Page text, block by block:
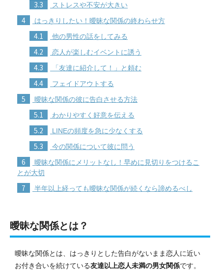
3.3 ストレスや不安が大きい
4 はっきりしたい！曖昧な関係の終わらせ方
4.1 他の男性の話をしてみる
4.2 恋人が楽しむイベントに誘う
4.3 「友達に紹介して！」と頼む
4.4 フェイドアウトする
5 曖昧な関係の彼に告白させる方法
5.1 わかりやすく好意を伝える
5.2 LINEの頻度を急に少なくする
5.3 今の関係について彼に問う
6
曖昧な関係にメリットなし！早めに見切りをつけるこ
とが大切
7 半年以上経っても曖昧な関係が続くなら諦めるべし
曖昧な関係とは？
曖昧な関係とは、はっきりとした告白がないまま恋人に近い
お付き合いを続けている友達以上恋人未満の男女関係です。